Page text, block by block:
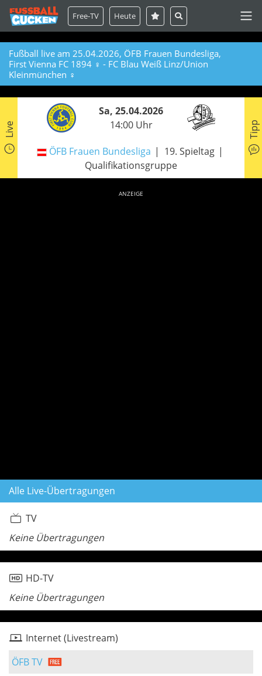
Free-TV Heute
Fußball live am 25.04.2026, ÖFB Frauen Bundesliga,
First Vienna FC 1894 ♀ - FC Blau Weiß Linz/Union
Kleinmünchen ♀
Live
Sa, 25.04.2026
14:00 Uhr
ÖFB Frauen Bundesliga
19. Spieltag
Qualifikationsgruppe
Tipp
ANZEIGE
Alle Live-Übertragungen
TV
Keine Übertragungen
HD-TV
Keine Übertragungen
Internet (Livestream)
ÖFB TV